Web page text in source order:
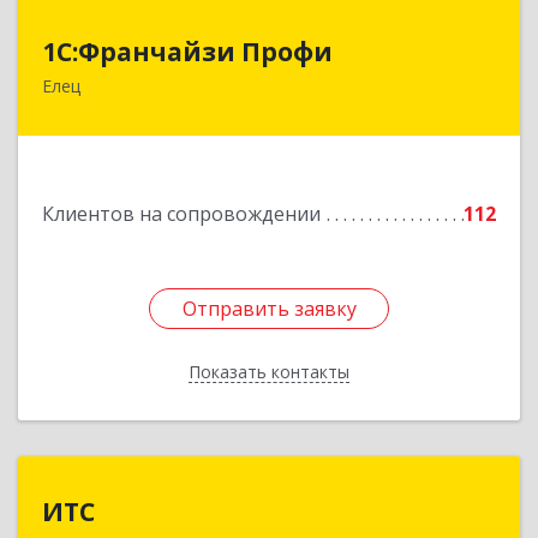
1С:Франчайзи Профи
Елец
Клиентов на сопровождении 112
Отправить заявку
Показать контакты
1С:Франчайзи Профи
Отправить заявку
Назад
ИТС